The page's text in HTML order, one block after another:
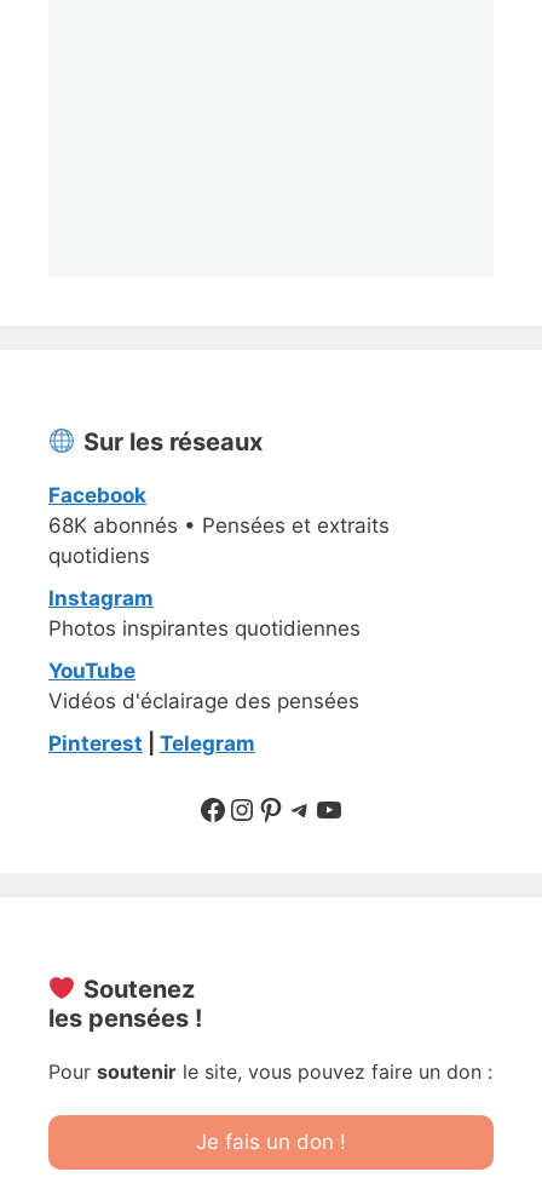
Sur les réseaux
Facebook
68K abonnés • Pensées et extraits
quotidiens
Instagram
Photos inspirantes quotidiennes
YouTube
Vidéos d'éclairage des pensées
Pinterest
Telegram
Suivre sur Facebook
Suivre sur Instagram
Pinterest
Sur Telegram
YouTube
Soutenez
les pensées !
Pour soutenir le site, vous pouvez faire un don :
Je fais un don !